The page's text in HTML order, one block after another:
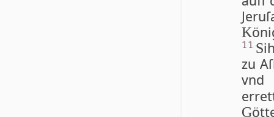
K
11 S
zu
vnd
G